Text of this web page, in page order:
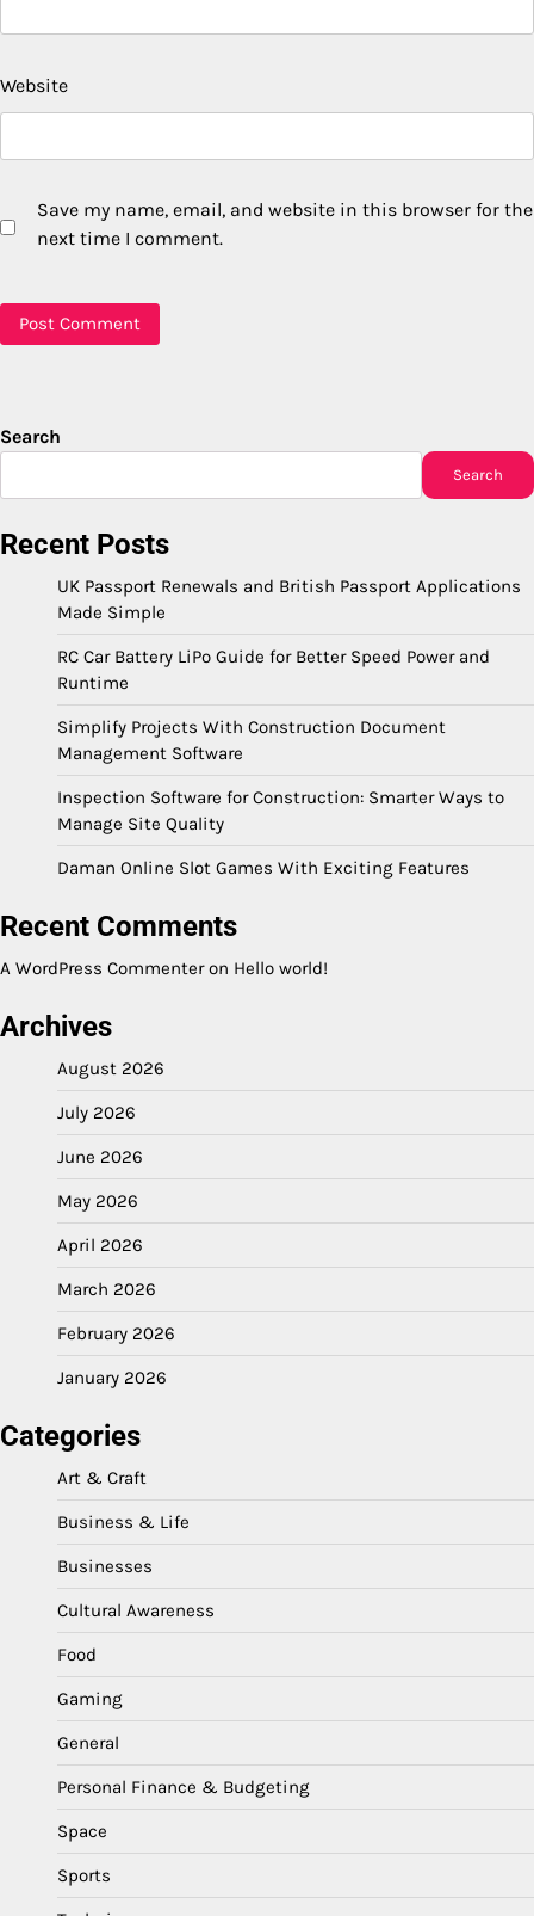
Website
Save my name, email, and website in this browser for the
next time I comment.
Search
Search
Recent Posts
UK Passport Renewals and British Passport Applications
Made Simple
RC Car Battery LiPo Guide for Better Speed Power and
Runtime
Simplify Projects With Construction Document
Management Software
Inspection Software for Construction: Smarter Ways to
Manage Site Quality
Daman Online Slot Games With Exciting Features
Recent Comments
A WordPress Commenteron Hello world!
Archives
August 2026
July 2026
June 2026
May 2026
April 2026
March 2026
February 2026
January 2026
Categories
Art & Craft
Business & Life
Businesses
Cultural Awareness
Food
Gaming
General
Personal Finance & Budgeting
Space
Sports